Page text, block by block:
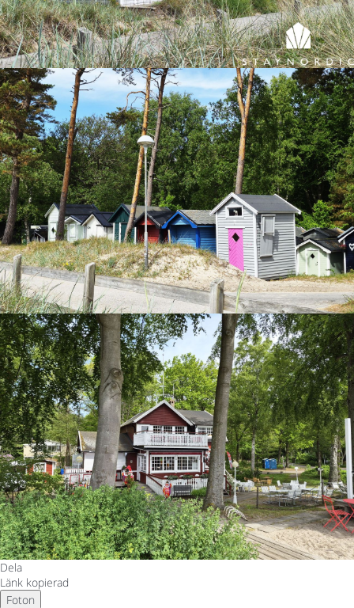
Dela
Länk kopierad
Foton